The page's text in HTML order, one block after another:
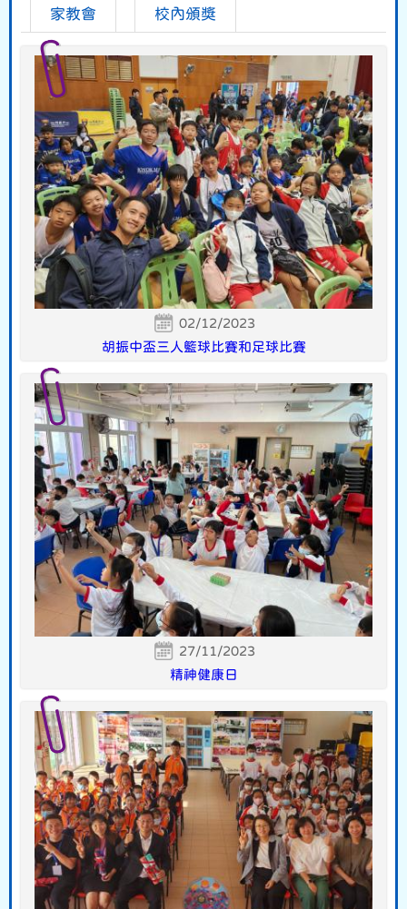
家教會 校內頒獎
02/12/2023
胡振中盃三人籃球比賽和足球比賽
27/11/2023
精神健康日